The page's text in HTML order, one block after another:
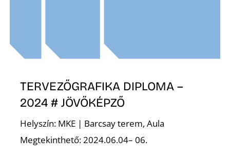
TERVEZŐGRAFIKA DIPLOMA –
2024 # JÖVŐKÉPZŐ
Helyszín: MKE | Barcsay terem, Aula
Megtekinthető: 2024.06.04– 06.